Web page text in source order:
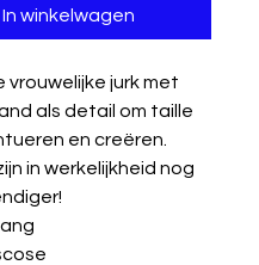
In winkelwagen
vrouwelijke jurk met
als detail om taille
en creëren.
in werkelijkheid nog